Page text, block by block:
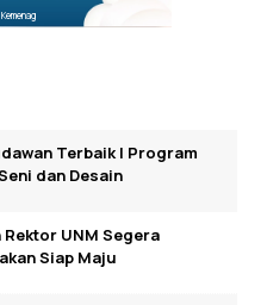
Terbaik I Program
dan Desain
UNM Segera
Siap Maju